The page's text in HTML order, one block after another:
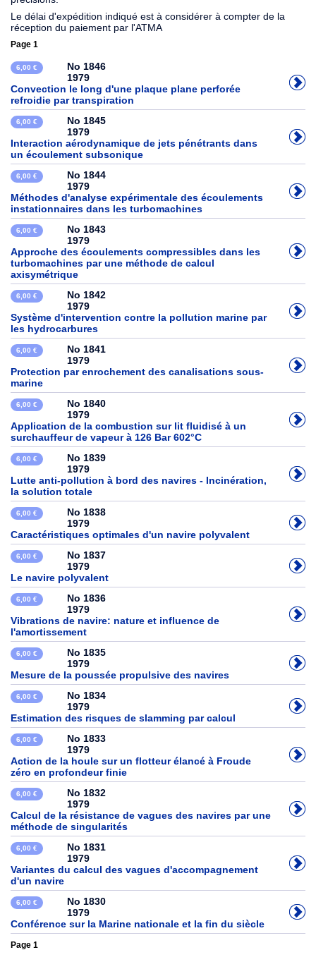
Le délai d'expédition indiqué est à considérer à compter de la
réception du paiement par l'ATMA
Page 1
6,00 €
No 1846
1979
Convection le long d'une plaque plane perforée
refroidie par transpiration
6,00 €
No 1845
1979
Interaction aérodynamique de jets pénétrants dans
un écoulement subsonique
6,00 €
No 1844
1979
Méthodes d'analyse expérimentale des écoulements
instationnaires dans les turbomachines
6,00 €
No 1843
1979
Approche des écoulements compressibles dans les
turbomachines par une méthode de calcul
axisymétrique
6,00 €
No 1842
1979
Système d'intervention contre la pollution marine par
les hydrocarbures
6,00 €
No 1841
1979
Protection par enrochement des canalisations sous-
marine
6,00 €
No 1840
1979
Application de la combustion sur lit fluidisé à un
surchauffeur de vapeur à 126 Bar 602°C
6,00 €
No 1839
1979
Lutte anti-pollution à bord des navires - Incinération,
la solution totale
6,00 €
No 1838
1979
Caractéristiques optimales d'un navire polyvalent
6,00 €
No 1837
1979
Le navire polyvalent
6,00 €
No 1836
1979
Vibrations de navire: nature et influence de
l'amortissement
6,00 €
No 1835
1979
Mesure de la poussée propulsive des navires
6,00 €
No 1834
1979
Estimation des risques de slamming par calcul
6,00 €
No 1833
1979
Action de la houle sur un flotteur élancé à Froude
zéro en profondeur finie
6,00 €
No 1832
1979
Calcul de la résistance de vagues des navires par une
méthode de singularités
6,00 €
No 1831
1979
Variantes du calcul des vagues d'accompagnement
d'un navire
6,00 €
No 1830
1979
Conférence sur la Marine nationale et la fin du siècle
Page 1